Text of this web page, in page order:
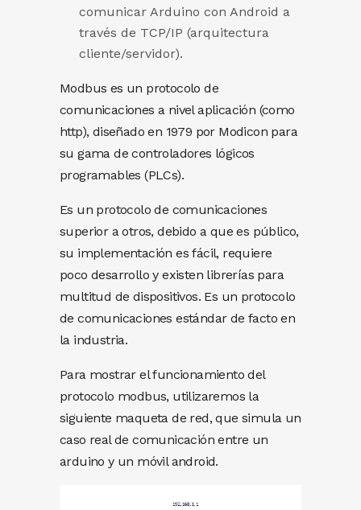
comunicar Arduino con Android a
través de TCP/IP (arquitectura
cliente/servidor).
Modbus es un protocolo de
comunicaciones a nivel aplicación (como
http), diseñado en 1979 por Modicon para
su gama de controladores lógicos
programables (PLCs).
Es un protocolo de comunicaciones
superior a otros, debido a que es público,
su implementación es fácil, requiere
poco desarrollo y existen librerías para
multitud de dispositivos. Es un protocolo
de comunicaciones estándar de facto en
la industria.
Para mostrar el funcionamiento del
protocolo modbus, utilizaremos la
siguiente maqueta de red, que simula un
caso real de comunicación entre un
arduino y un móvil android.